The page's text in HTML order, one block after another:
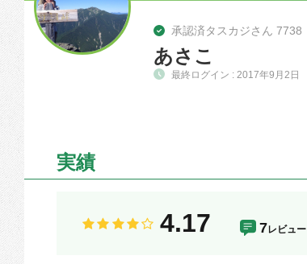
承認済タスカジさん 7738
あさこ
最終ログイン : 2017年9月2日
実績
4.17 7レビュー